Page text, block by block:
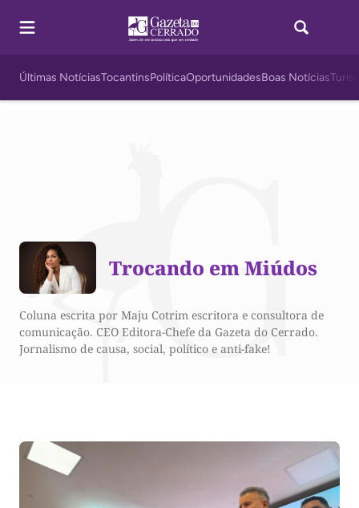
Últimas NotíciasTocantinsPolíticaOportunidadesBoas Notícias
Trocando em Miúdos
Coluna escrita por Maju Cotrim escritora e consultora de
comunicação. CEO Editora-Chefe da Gazeta do Cerrado.
Jornalismo de causa, social, político e anti-fake!